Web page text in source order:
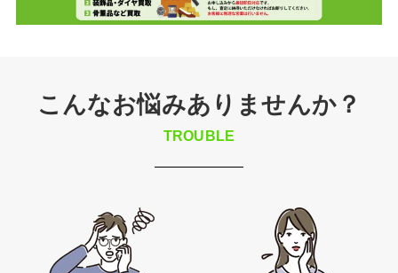
こんなお悩みありませんか？
TROUBLE